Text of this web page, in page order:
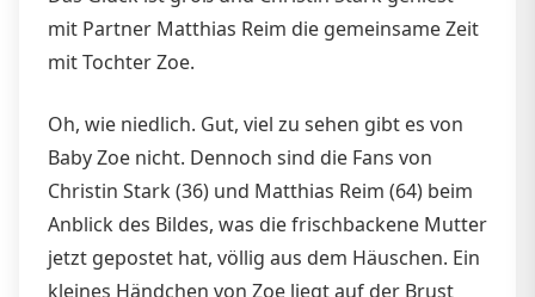
mit Partner Matthias Reim die gemeinsame Zeit
mit Tochter Zoe.
Oh, wie niedlich. Gut, viel zu sehen gibt es von
Baby Zoe nicht. Dennoch sind die Fans von
Christin Stark (36) und Matthias Reim (64) beim
Anblick des Bildes, was die frischbackene Mutter
jetzt gepostet hat, völlig aus dem Häuschen. Ein
kleines Händchen von Zoe liegt auf der Brust